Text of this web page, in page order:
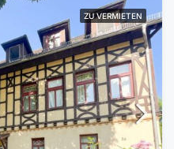
ZU VERMIETEN